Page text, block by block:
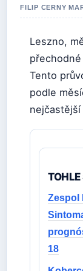
FILIP CERNY
Leszno,
Tento
podle
nejčastější
TOHLE
Zespol
18